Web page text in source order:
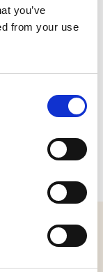
you’ve
from your use